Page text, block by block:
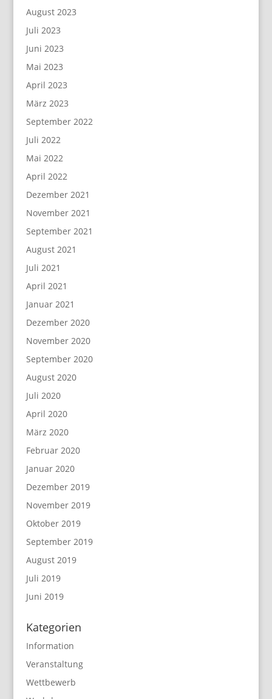
August 2023
Juli 2023
Juni 2023
Mai 2023
April 2023
März 2023
September 2022
Juli 2022
Mai 2022
April 2022
Dezember 2021
November 2021
September 2021
August 2021
Juli 2021
April 2021
Januar 2021
Dezember 2020
November 2020
September 2020
August 2020
Juli 2020
April 2020
März 2020
Februar 2020
Januar 2020
Dezember 2019
November 2019
Oktober 2019
September 2019
August 2019
Juli 2019
Juni 2019
Kategorien
Information
Veranstaltung
Wettbewerb